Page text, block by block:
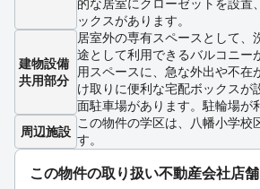
的な居室にクローゼットを設置
ックスがあります。
建物設備
共用部分
居室外の専有スペースとして、
途として利用できるバルコニー
用スペースに、急な外出や不在
け取りに便利な宅配ボックスが
面駐車場があります。駐輪場が
周辺施設
この物件の学区は、八幡小学校
す。
この物件の取り扱い不動産会社店舗